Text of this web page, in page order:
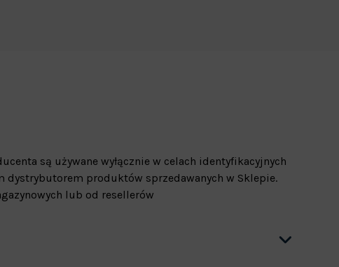
są używane wyłącznie w celach identyfikacyjnych
dystrybutorem produktów sprzedawanych w Sklepie.
lub od resellerów